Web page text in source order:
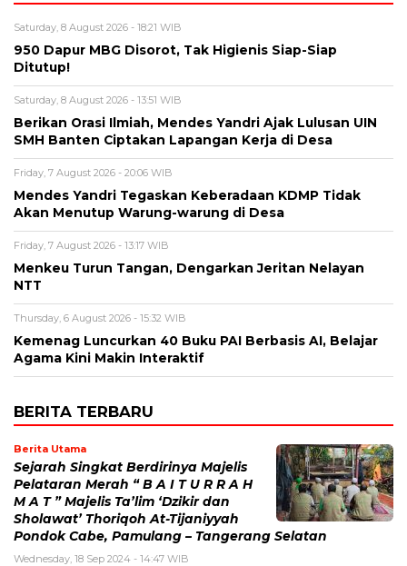
Saturday, 8 August 2026 - 18:21 WIB
950 Dapur MBG Disorot, Tak Higienis Siap-Siap
Ditutup!
Saturday, 8 August 2026 - 13:51 WIB
Berikan Orasi Ilmiah, Mendes Yandri Ajak Lulusan UIN
SMH Banten Ciptakan Lapangan Kerja di Desa
Friday, 7 August 2026 - 20:06 WIB
Mendes Yandri Tegaskan Keberadaan KDMP Tidak
Akan Menutup Warung-warung di Desa
Friday, 7 August 2026 - 13:17 WIB
Menkeu Turun Tangan, Dengarkan Jeritan Nelayan
NTT
Thursday, 6 August 2026 - 15:32 WIB
Kemenag Luncurkan 40 Buku PAI Berbasis AI, Belajar
Agama Kini Makin Interaktif
BERITA TERBARU
Berita Utama
Sejarah Singkat Berdirinya Majelis
Pelataran Merah “ B A I T U R R A H
M A T ” Majelis Ta’lim ‘Dzikir dan
Sholawat’ Thoriqoh At-Tijaniyyah
Pondok Cabe, Pamulang – Tangerang Selatan
Wednesday, 18 Sep 2024 - 14:47 WIB